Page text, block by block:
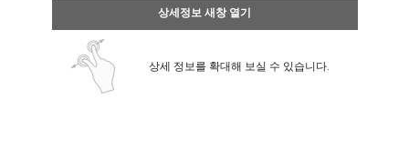
상세정보 새창 열기
상세 정보를 확대해 보실 수 있습니다.